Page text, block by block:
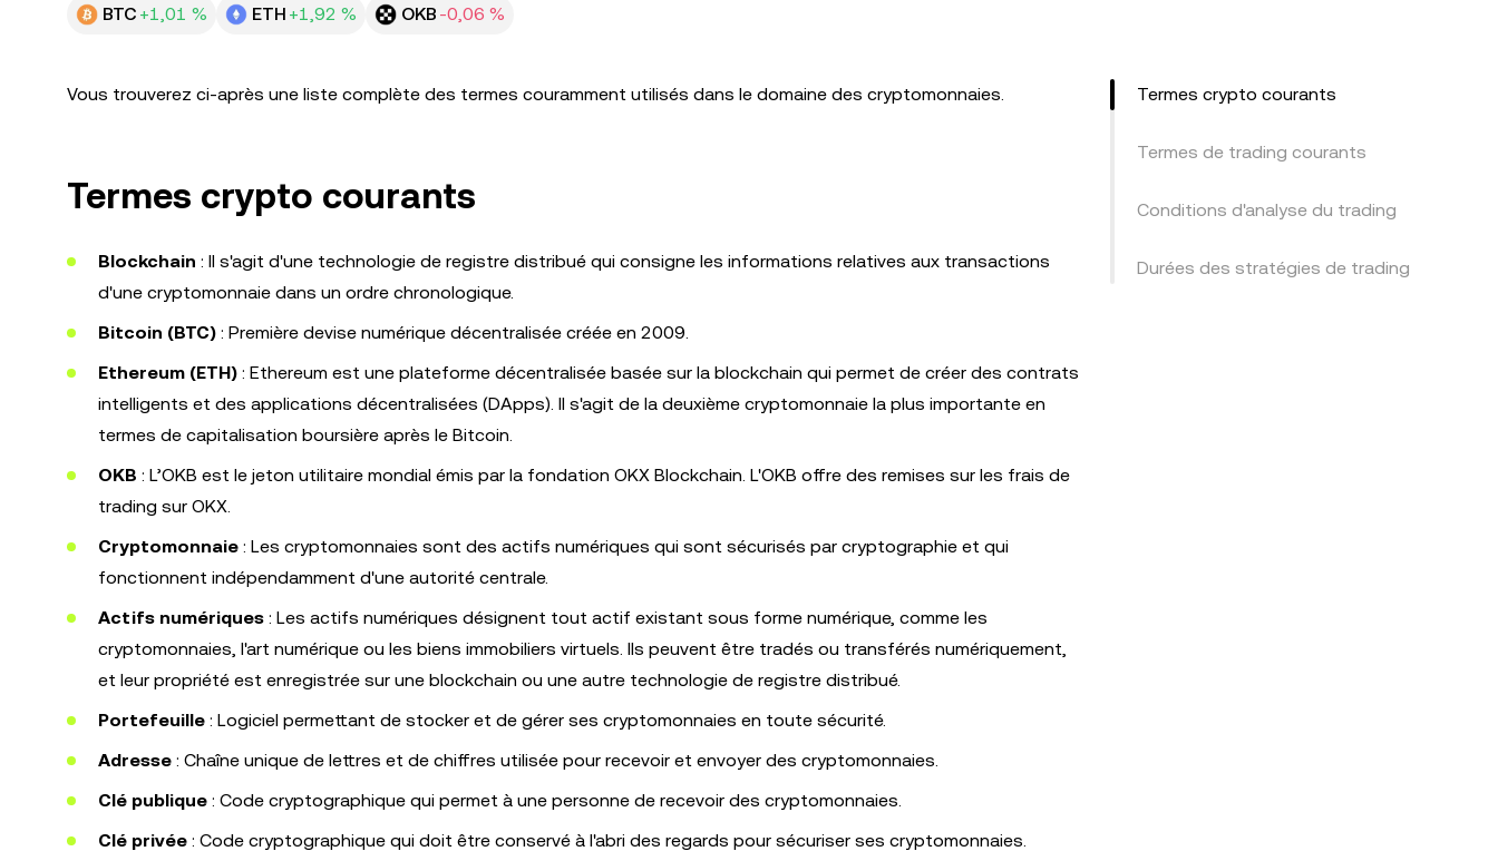
BTC +1,01 % ETH +1,92 % OKB -0,06 %
Vous trouverez ci-après une liste complète des termes couramment utilisés dans le domaine des cryptomonnaies.
Termes crypto courants
Blockchain : Il s'agit d'une technologie de registre distribué qui consigne les informations relatives aux transactions
d'une cryptomonnaie dans un ordre chronologique.
Bitcoin (BTC) : Première devise numérique décentralisée créée en 2009.
Ethereum (ETH) : Ethereum est une plateforme décentralisée basée sur la blockchain qui permet de créer des contrats
intelligents et des applications décentralisées (DApps). Il s'agit de la deuxième cryptomonnaie la plus importante en
termes de capitalisation boursière après le Bitcoin.
OKB : L’OKB est le jeton utilitaire mondial émis par la fondation OKX Blockchain. L'OKB offre des remises sur les frais de
trading sur OKX.
Cryptomonnaie : Les cryptomonnaies sont des actifs numériques qui sont sécurisés par cryptographie et qui
fonctionnent indépendamment d'une autorité centrale.
Actifs numériques : Les actifs numériques désignent tout actif existant sous forme numérique, comme les
cryptomonnaies, l'art numérique ou les biens immobiliers virtuels. Ils peuvent être tradés ou transférés numériquement,
et leur propriété est enregistrée sur une blockchain ou une autre technologie de registre distribué.
Portefeuille : Logiciel permettant de stocker et de gérer ses cryptomonnaies en toute sécurité.
Adresse : Chaîne unique de lettres et de chiffres utilisée pour recevoir et envoyer des cryptomonnaies.
Clé publique : Code cryptographique qui permet à une personne de recevoir des cryptomonnaies.
Clé privée : Code cryptographique qui doit être conservé à l'abri des regards pour sécuriser ses cryptomonnaies.
Termes crypto courants
Termes de trading courants
Conditions d'analyse du trading
Durées des stratégies de trading